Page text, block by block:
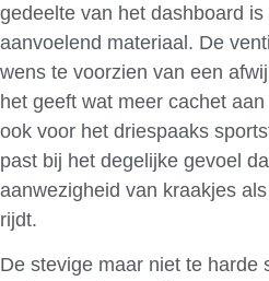
gedeelte van het dashboard
aanvoelend materiaal. De
wens te voorzien van een
het geeft wat meer cachet
ook voor het driespaaks
past bij het degelijke gevoel
aanwezigheid van kraakjes
rijdt.
De stevige maar niet te harde